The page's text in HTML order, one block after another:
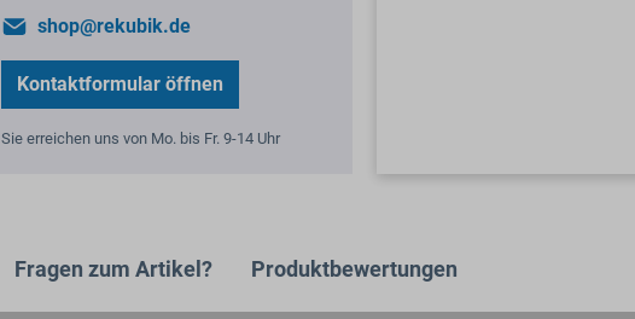
shop@rekubik.de
Kontaktformular öffnen
Sie erreichen uns von Mo. bis Fr. 9-14 Uhr
Fragen zum Artikel? Produktbewertungen